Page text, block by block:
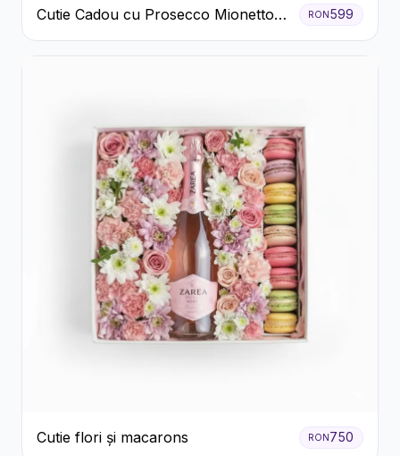
Cutie Cadou cu Prosecco Mionetto
Ferrero Rocher și Flori Pastelate
RON599
Cutie flori și macarons RON750